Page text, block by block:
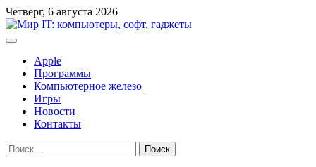
Перейти
к
содержимому
Четверг, 6 августа 2026
Apple
Программы
Компьютерное железо
Игры
Новости
Контакты
Найти: